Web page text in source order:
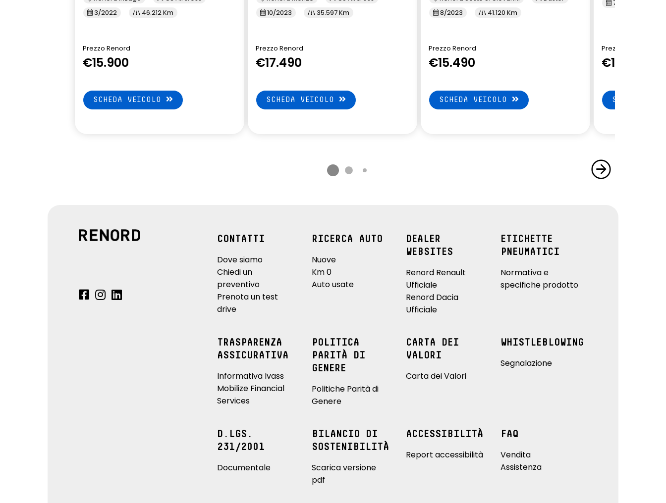
3/2022
46.212 Km
Prezzo Renord
€15.900
SCHEDA VEICOLO
10/2023
35.597 Km
Prezzo Renord
€17.490
SCHEDA VEICOLO
8/2023
41.120 Km
Prezzo Renord
€15.490
SCHEDA VEICOLO
7/2023
Prezzo Renord
€14.900
SCHEDA
CONTATTI
Dove siamo
Chiedi un
preventivo
Prenota un test
drive
RICERCA AUTO
Nuove
Km 0
Auto usate
DEALER
WEBSITES
Renord Renault
Ufficiale
Renord Dacia
Ufficiale
ETICHETTE
PNEUMATICI
Normativa e
specifiche prodotto
TRASPARENZA
ASSICURATIVA
Informativa Ivass
Mobilize Financial
Services
POLITICA
PARITÀ DI
GENERE
Politiche Parità di
Genere
CARTA DEI
VALORI
Carta dei Valori
WHISTLEBLOWING
Segnalazione
D.LGS.
231/2001
Documentale
BILANCIO DI
SOSTENIBILITÀ
Scarica versione
pdf
ACCESSIBILITÀ
Report accessibilità
FAQ
Vendita
Assistenza